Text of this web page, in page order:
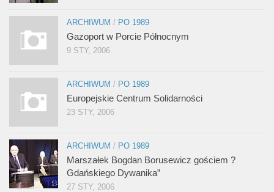
ARCHIWUM / PO 1989
Gazoport w Porcie Północnym
9 STY, 2006
ARCHIWUM / PO 1989
Europejskie Centrum Solidarności
23 STY, 2006
ARCHIWUM / PO 1989
Marszałek Bogdan Borusewicz gościem ?
Gdańskiego Dywanika”
27 STY, 2006